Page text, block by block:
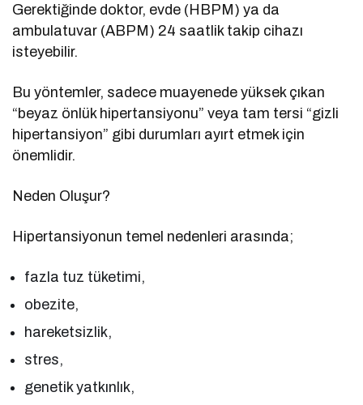
Gerektiğinde doktor, evde (HBPM) ya da
ambulatuvar (ABPM) 24 saatlik takip cihazı
isteyebilir.
Bu yöntemler, sadece muayenede yüksek çıkan
“beyaz önlük hipertansiyonu” veya tam tersi “gizli
hipertansiyon” gibi durumları ayırt etmek için
önemlidir.
Neden Oluşur?
Hipertansiyonun temel nedenleri arasında;
fazla tuz tüketimi,
obezite,
hareketsizlik,
stres,
genetik yatkınlık,